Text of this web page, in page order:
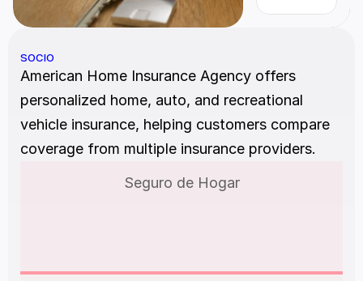
SOCIO
American Home Insurance Agency offers
personalized home, auto, and recreational
vehicle insurance, helping customers compare
coverage from multiple insurance providers.
Seguro de Hogar